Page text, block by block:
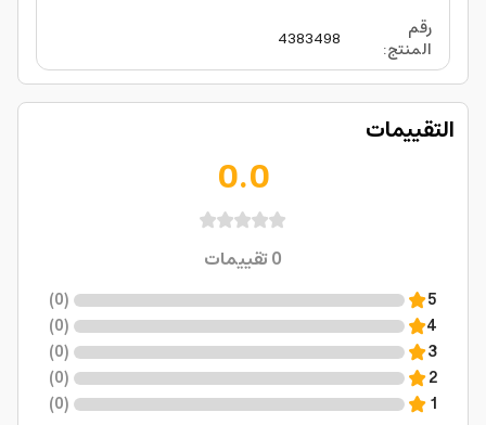
رقم
المنتج:
4383498
التقييمات
0.0
0تقييمات
5
(
0
)
4
(
0
)
3
(
0
)
2
(
0
)
1
(
0
)